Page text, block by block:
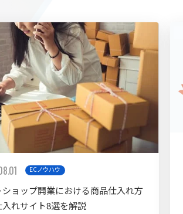
ECノウハウ
ショップ開業における商品仕入れ方
入れサイト8選を解説